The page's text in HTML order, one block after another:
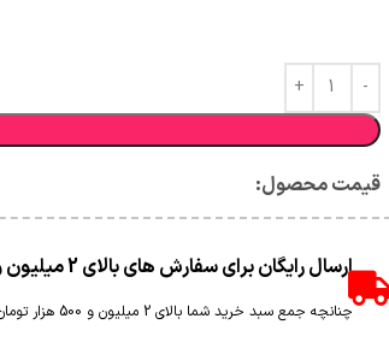
قیمت محصول:​
ارسال رایگان برای سفارش های بالای 2 میلیون و 500 هزار تومان(غیر حجمی)
چنانچه جمع سبد خرید شما بالای 2 میلیون و 500 هزار تومان شود هزینه پست برای شما به صورت رایگان محاسبه خواهد شد.